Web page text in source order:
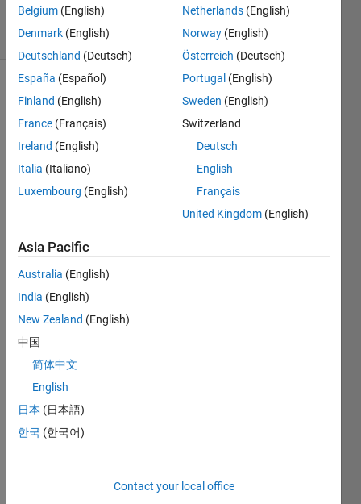
3
Comments
Explore
Follow
Channel
を使
が多
いで
す
他に
よく
使う
方法
があ
れば
Belgium (English)
Denmark (English)
Deutschland (Deutsch)
España (Español)
Finland (English)
France (Français)
Ireland (English)
Italia (Italiano)
Luxembourg (English)
Netherlands (English)
Norway (English)
Österreich (Deutsch)
Portugal (English)
Sweden (English)
Switzerland
Deutsch
English
Français
United Kingdom (English)
Asia Pacific
Australia (English)
India (English)
New Zealand (English)
中国
简体中文
English
日本 (日本語)
한국 (한국어)
Contact your local office